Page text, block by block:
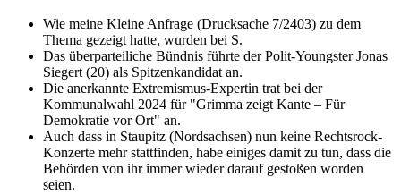
Wie meine Kleine Anfrage (Drucksache 7/2403) zu dem
Thema gezeigt hatte, wurden bei S.
Das überparteiliche Bündnis führte der Polit-Youngster Jonas
Siegert (20) als Spitzenkandidat an.
Die anerkannte Extremismus-Expertin trat bei der
Kommunalwahl 2024 für "Grimma zeigt Kante – Für
Demokratie vor Ort" an.
Auch dass in Staupitz (Nordsachsen) nun keine Rechtsrock-
Konzerte mehr stattfinden, habe einiges damit zu tun, dass die
Behörden von ihr immer wieder darauf gestoßen worden
seien.